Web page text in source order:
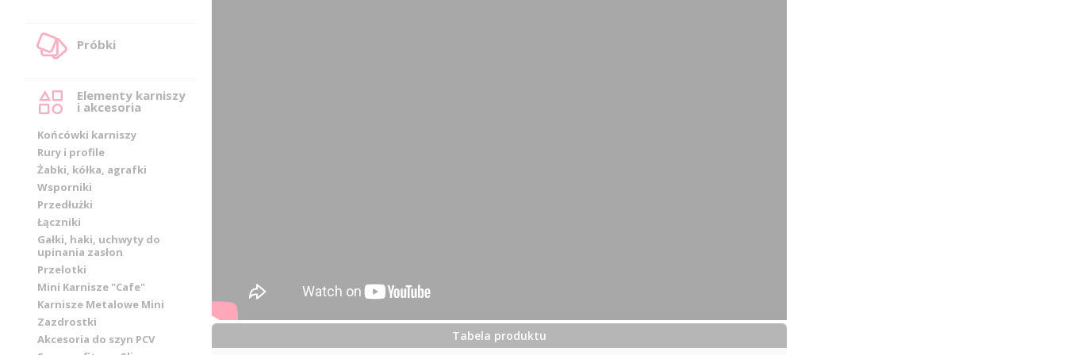
Próbki
Elementy karniszy
i akcesoria
Końcówki karniszy
Rury i profile
Żabki, kółka, agrafki
Wsporniki
Przedłużki
Łączniki
Gałki, haki, uchwyty do
upinania zasłon
Przelotki
Mini Karnisze "Cafe"
Karnisze Metalowe Mini
Zazdrostki
Akcesoria do szyn PCV
Tabela produktu